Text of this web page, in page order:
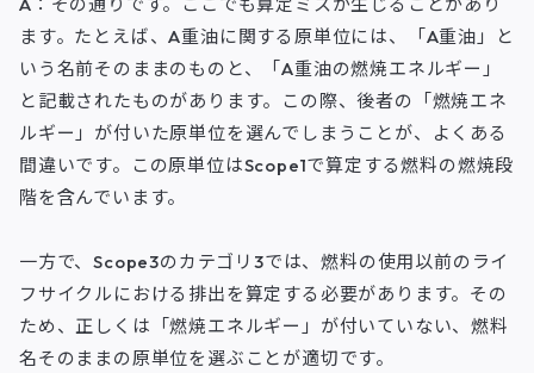
ます。たとえば、A重油に関する原単位には、「A重油」と
いう名前そのままのものと、「A重油の燃焼エネルギー」
と記載されたものがあります。この際、後者の「燃焼エネ
ルギー」が付いた原単位を選んでしまうことが、よくある
間違いです。この原単位はScope1で算定する燃料の燃焼段
階を含んでいます。
一方で、Scope3のカテゴリ3では、燃料の使用以前のライ
フサイクルにおける排出を算定する必要があります。その
ため、正しくは「燃焼エネルギー」が付いていない、燃料
名そのままの原単位を選ぶことが適切です。